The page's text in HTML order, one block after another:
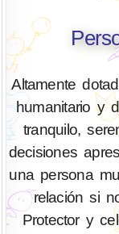
Altamente
humanitario y
tranquilo,
decisiones
una persona
relación si
Protector y